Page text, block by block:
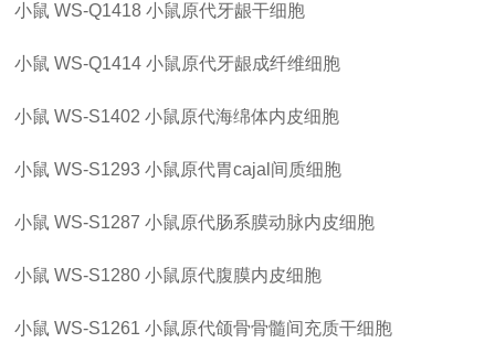
小鼠 WS-Q1418 小鼠原代牙龈干细胞
小鼠 WS-Q1414 小鼠原代牙龈成纤维细胞
小鼠 WS-S1402 小鼠原代海绵体内皮细胞
小鼠 WS-S1293 小鼠原代胃cajal间质细胞
小鼠 WS-S1287 小鼠原代肠系膜动脉内皮细胞
小鼠 WS-S1280 小鼠原代腹膜内皮细胞
小鼠 WS-S1261 小鼠原代颌骨骨髓间充质干细胞